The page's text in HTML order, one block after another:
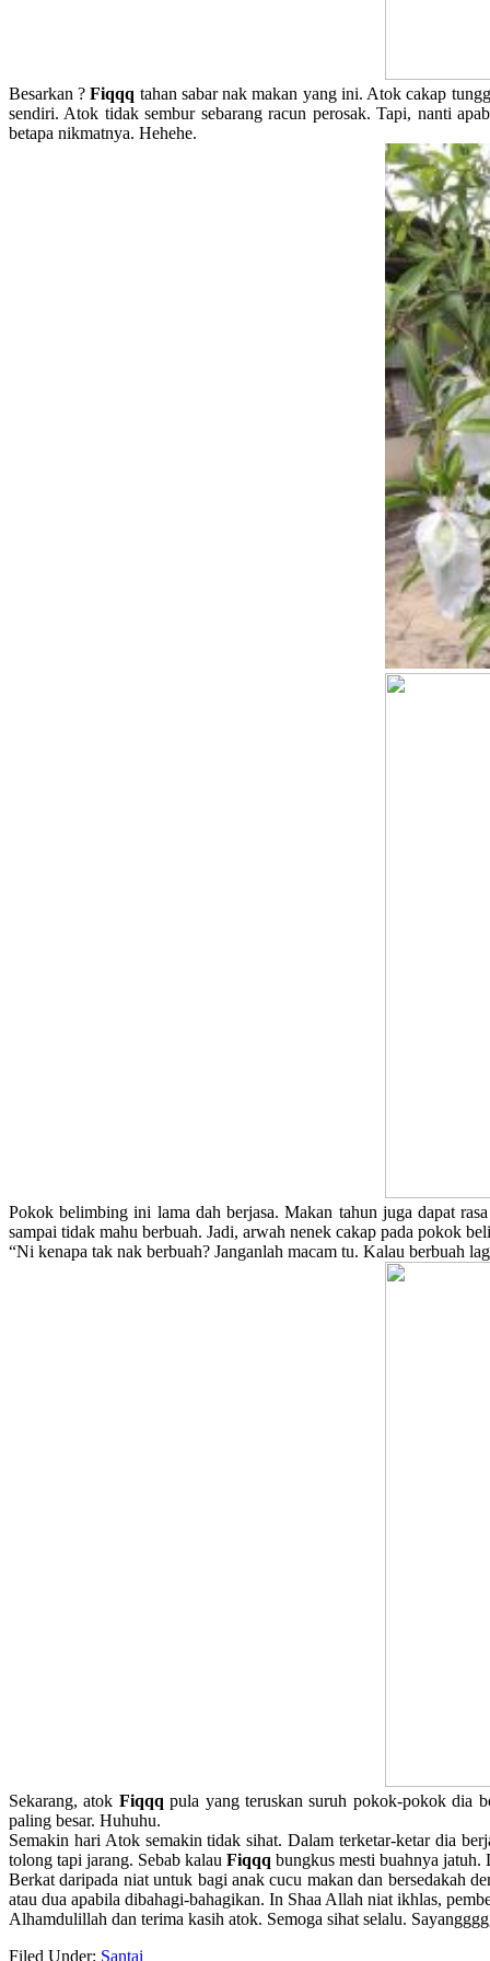
Besarkan ?Fiqqq tahan sabar nak makan yang ini. Atok cakap
sendiri. Atok tidak sembur sebarang racun perosak. Tapi, nanti
betapa nikmatnya. Hehehe.
Pokok belimbing ini lama dah berjasa. Makan tahun juga dapat
sampai tidak mahu berbuah. Jadi, arwah nenek cakap pada pokok
“Ni kenapa tak nak berbuah? Janganlah macam tu. Kalau berbuah
Sekarang, atok Fiqqq pula yang teruskan suruh pokok-pokok dia
paling besar. Huhuhu.
Semakin hari Atok semakin tidak sihat. Dalam terketar-ketar dia
tolong tapi jarang. Sebab kalau Fiqqq bungkus mesti buahnya jatuh.
Berkat daripada niat untuk bagi anak cucu makan dan bersedakah
atau dua apabila dibahagi-bahagikan. In Shaa Allah niat ikhlas,
Alhamdulillah dan terima kasih atok. Semoga sihat selalu.
Filed Under: Santai